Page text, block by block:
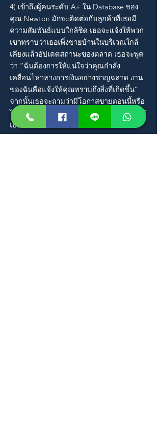
4) เข้าถึงผู้คนระดับ A+ ใน Database ของ
คุณ Newton มักจะติดต่อกับลูกค้าที่เธอมี
ความสัมพันธ์แบบใกล้ชิด เธอจะแจ้งให้พวก
เขาทราบว่าเธอเพิ่งขายบ้านในบริเวณใกล้
เคียงแล้วอัปเดตสถานะของตลาด เธอจะพูด
ว่า “ฉันต้องการให้แน่ใจว่าคุณกำลัง
เคลื่อนไหวทางการเงินอย่างชาญฉลาด งาน
ของฉันคือแจ้งให้คุณทราบถึงสิ่งที่เกิดขึ้น”
จากนั้นเธอจะถามว่ามีโอกาสขายตอนนี้หรือ
ไม่ “สนทนาอย่างเปิดเผยและตรงไปตรงมา”
เธอกล่าว